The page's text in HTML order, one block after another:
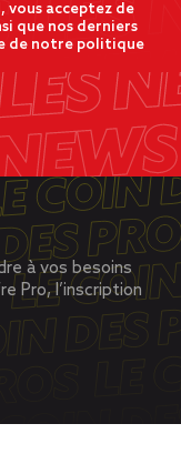
vous acceptez de
que nos derniers
de notre politique
à vos besoins
Pro, l’inscription